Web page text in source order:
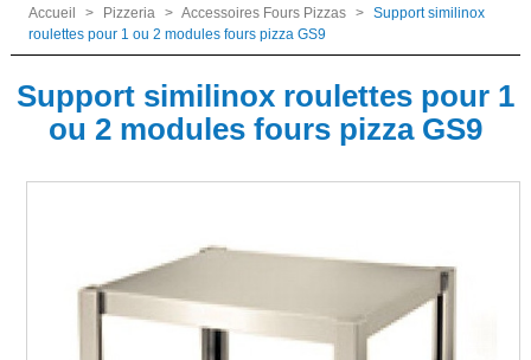
Accueil > Pizzeria > Accessoires Fours Pizzas > Support similinox
roulettes pour 1 ou 2 modules fours pizza GS9
Support similinox roulettes pour 1
ou 2 modules fours pizza GS9